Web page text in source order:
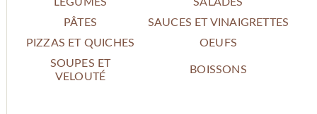
PÂTES
SAUCES ET VINAIGRETTES
PIZZAS ET QUICHES
OEUFS
SOUPES ET
VELOUTÉ
BOISSONS